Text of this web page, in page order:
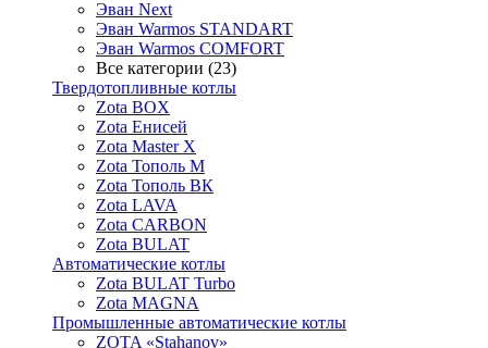
Эван Next
Эван Warmos STANDART
Эван Warmos COMFORT
Все категории (23)
Твердотопливные котлы
Zota BOX
Zota Енисей
Zota Master X
Zota Тополь М
Zota Тополь ВК
Zota LAVA
Zota CARBON
Zota BULAT
Автоматические котлы
Zota BULAT Turbo
Zota MAGNA
Промышленные автоматические котлы
ZOTA «Stahanov»